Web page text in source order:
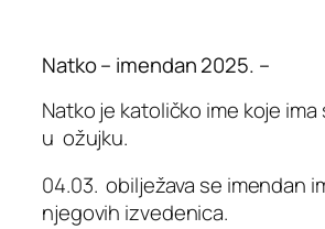
Natko – imendan 2025. –
Natko je katoličko ime koje
u ožujku.
04.03. obilježava se imendan
njegovih izvedenica.